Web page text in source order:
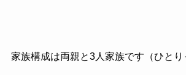
家族構成は両親と3人家族です（ひとり